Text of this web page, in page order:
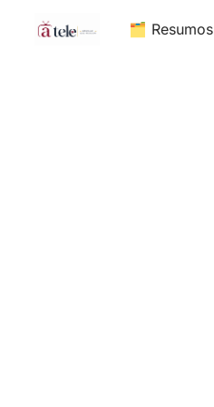
🗂 Resumos